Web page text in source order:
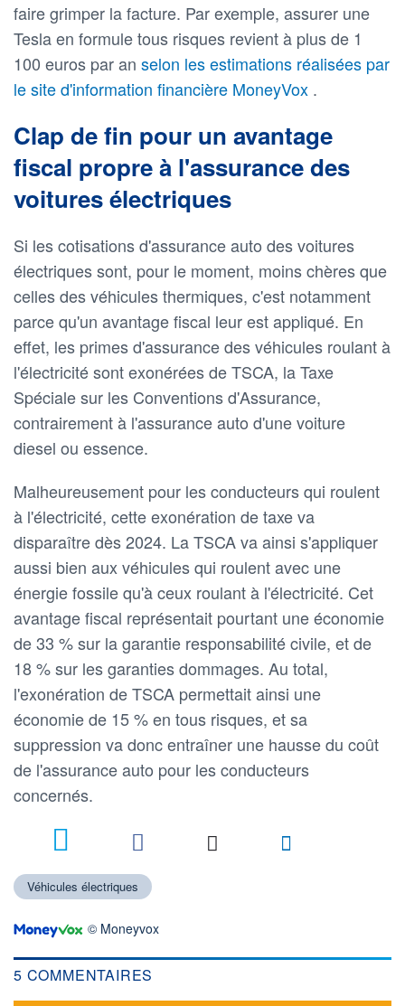
faire grimper la facture. Par exemple, assurer une
Tesla en formule tous risques revient à plus de 1
100 euros par an selon les estimations réalisées par
le site d'information financière MoneyVox .
Clap de fin pour un avantage
fiscal propre à l'assurance des
voitures électriques
Si les cotisations d'assurance auto des voitures
électriques sont, pour le moment, moins chères que
celles des véhicules thermiques, c'est notamment
parce qu'un avantage fiscal leur est appliqué. En
effet, les primes d'assurance des véhicules roulant à
l'électricité sont exonérées de TSCA, la Taxe
Spéciale sur les Conventions d'Assurance,
contrairement à l'assurance auto d'une voiture
diesel ou essence.
Malheureusement pour les conducteurs qui roulent
à l'électricité, cette exonération de taxe va
disparaître dès 2024. La TSCA va ainsi s'appliquer
aussi bien aux véhicules qui roulent avec une
énergie fossile qu'à ceux roulant à l'électricité. Cet
avantage fiscal représentait pourtant une économie
de 33 % sur la garantie responsabilité civile, et de
18 % sur les garanties dommages. Au total,
l'exonération de TSCA permettait ainsi une
économie de 15 % en tous risques, et sa
suppression va donc entraîner une hausse du coût
de l'assurance auto pour les conducteurs
concernés.
Véhicules électriques
© Moneyvox
5 COMMENTAIRES